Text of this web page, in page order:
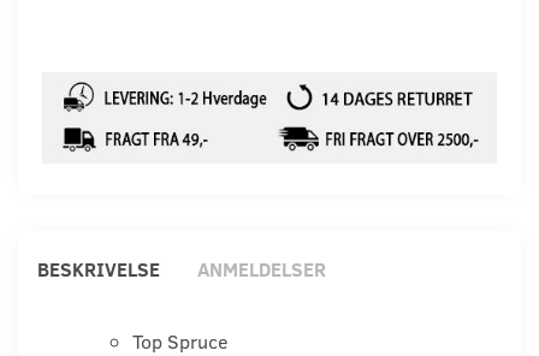
BESKRIVELSE ANMELDELSER
Top Spruce